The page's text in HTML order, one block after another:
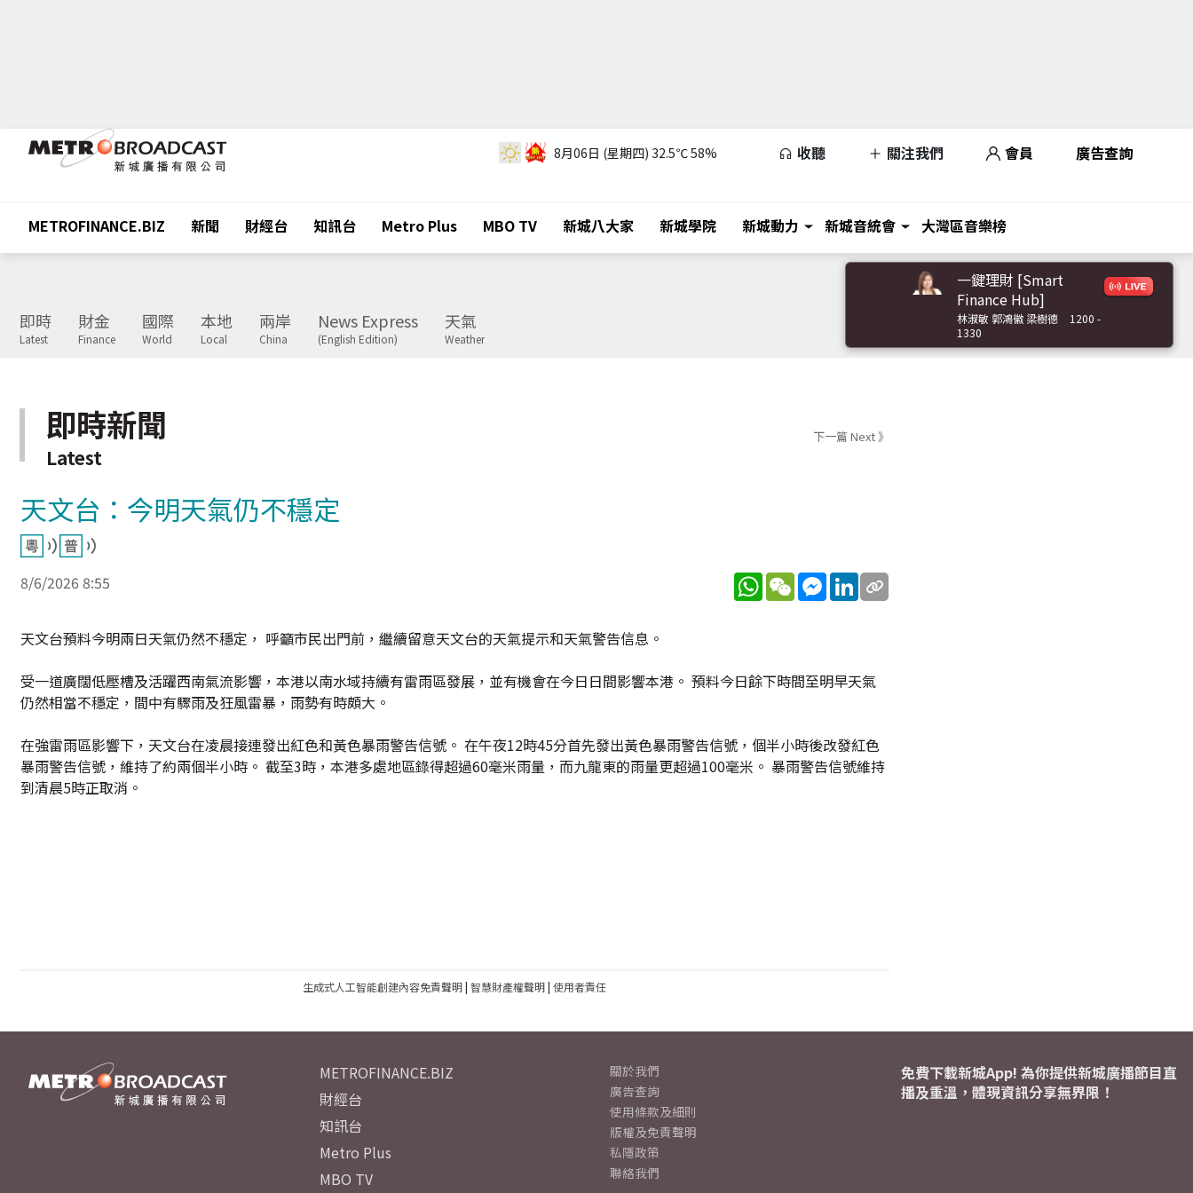
8月06日 (星期四) 32.5℃58% 收聽 關注我們 會員 廣告查詢
METROFINANCE.BIZ 新聞 財經台 知訊台 Metro Plus MBO TV 新城八大家 新城學院 新城動力 新城音統會 大灣區音樂榜
即時
Latest
財金
Finance
國際
World
本地
Local
兩岸
China
News Express
(English Edition)
天氣
Weather
一鍵理財 [Smart
Finance Hub]
林淑敏 郭鴻徽 梁樹德
1200 -
1330
即時新聞
Latest
下一篇 Next 》
天文台：今明天氣仍不穩定
8/6/2026 8:55 WhatsApp
WeChatMessenger
LinkedIn
天文台預料今明兩日天氣仍然不穩定， 呼籲市民出門前，繼續留意天文台的天氣提示和天氣警告信息。
受一道廣闊低壓槽及活躍西南氣流影響，本港以南水域持續有雷雨區發展，並有機會在今日日間影響本港。 預料今日餘下時間至明早天氣
仍然相當不穩定，間中有驟雨及狂風雷暴，雨勢有時頗大。
在強雷雨區影響下，天文台在凌晨接連發出紅色和黃色暴雨警告信號。 在午夜12時45分首先發出黃色暴雨警告信號，個半小時後改發紅色
暴雨警告信號，維持了約兩個半小時。 截至3時，本港多處地區錄得超過60毫米雨量，而九龍東的雨量更超過100毫米。 暴雨警告信號維持
到清晨5時正取消。
生成式人工智能創建內容免責聲明| 智慧財產權聲明| 使用者責任
METROFINANCE.BIZ
財經台
知訊台
Metro Plus
MBO TV
關於我們
廣告查詢
使用條款及細則
版權及免責聲明
私隱政策
聯絡我們
免費下載新城App! 為你提供新城廣播節目直
播及重溫，體現資訊分享無界限！